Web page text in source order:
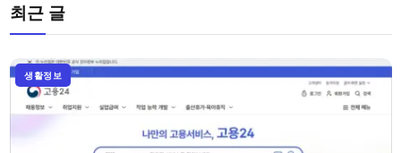
최근 글
생활정보